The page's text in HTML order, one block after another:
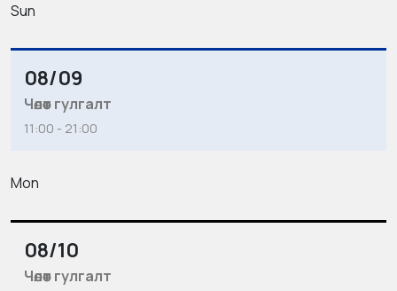
Sun
08/09
Чөлөөт гулгалт
11:00 - 21:00
Mon
08/10
Чөлөөт гулгалт